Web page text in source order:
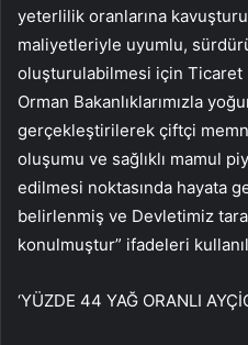
yeterlilik oranlarına
maliyetleriyle uyumlu,
oluşturulabilmesi için Ticaret
Orman Bakanlıklarımızla
gerçekleştirilerek çiftçi
oluşumu ve sağlıklı mamul
edilmesi noktasında hayata
belirlenmiş ve Devletimiz
konulmuştur” ifadeleri
‘YÜZDE 44 YAĞ ORANLI